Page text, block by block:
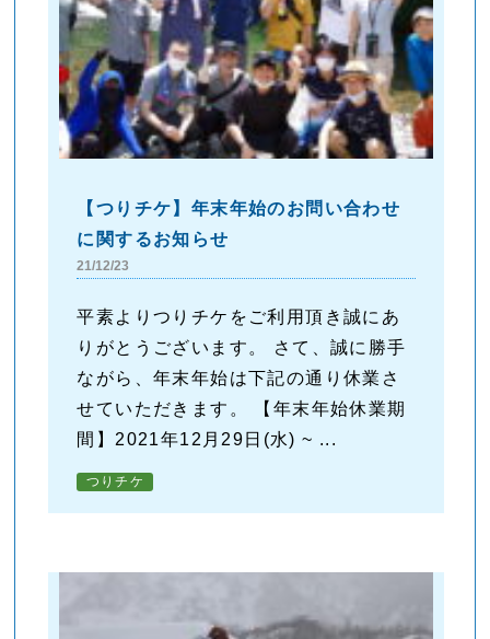
【つりチケ】年末年始のお問い合わせ
に関するお知らせ
21/12/23
平素よりつりチケをご利用頂き誠にあ
りがとうございます。 さて、誠に勝手
ながら、年末年始は下記の通り休業さ
せていただきます。 【年末年始休業期
間】2021年12月29日(水) ~ ...
つりチケ